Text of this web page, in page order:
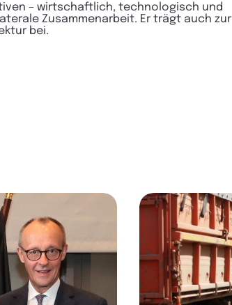
– wirtschaftlich, technologisch und
Zusammenarbeit. Er trägt auch zur
bei.